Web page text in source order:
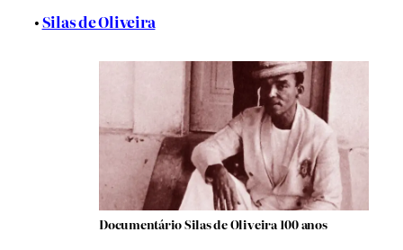
•Silas de Oliveira
Documentário Silas de Oliveira 100 anos